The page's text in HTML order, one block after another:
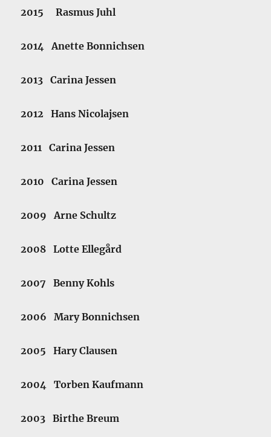
2015 Rasmus Juhl
2014 Anette Bonnichsen
2013 Carina Jessen
2012 Hans Nicolajsen
2011 Carina Jessen
2010 Carina Jessen
2009 Arne Schultz
2008 Lotte Ellegård
2007 Benny Kohls
2006 Mary Bonnichsen
2005 Hary Clausen
2004 Torben Kaufmann
2003 Birthe Breum